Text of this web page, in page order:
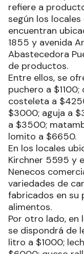
refiere a
según los
encuentran
1855 y avenida
Abastecedora
de productos.
Entre ellos, se
puchero a
costeleta a
$3000; aguja a
a $3500;
lomito a $6650.
En los locales
Kirchner 5595 y
Nenecos
variedades de
fabricados en su
alimentos.
Por otro lado, en
se dispondrá de
litro a $1000;